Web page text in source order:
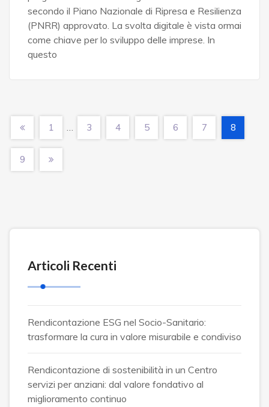
secondo il Piano Nazionale di Ripresa e Resilienza
(PNRR) approvato. La svolta digitale è vista ormai
come chiave per lo sviluppo delle imprese. In
questo
1 … 3 4 5 6 7 8
9
Articoli Recenti
Rendicontazione ESG nel Socio-Sanitario:
trasformare la cura in valore misurabile e condiviso
Rendicontazione di sostenibilità in un Centro
servizi per anziani: dal valore fondativo al
miglioramento continuo